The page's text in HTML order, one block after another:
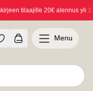
tilaajille 20€ alennus yli
Menu